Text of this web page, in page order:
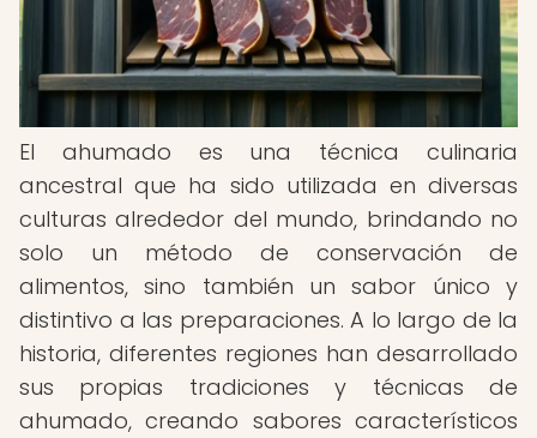
El ahumado es una técnica culinaria
ancestral que ha sido utilizada en diversas
culturas alrededor del mundo, brindando no
solo un método de conservación de
alimentos, sino también un sabor único y
distintivo a las preparaciones. A lo largo de la
historia, diferentes regiones han desarrollado
sus propias tradiciones y técnicas de
ahumado, creando sabores característicos